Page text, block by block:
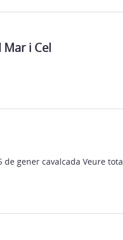
Mar i Cel
gener cavalcada Veure tota